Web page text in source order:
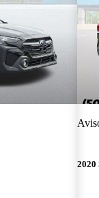
2020